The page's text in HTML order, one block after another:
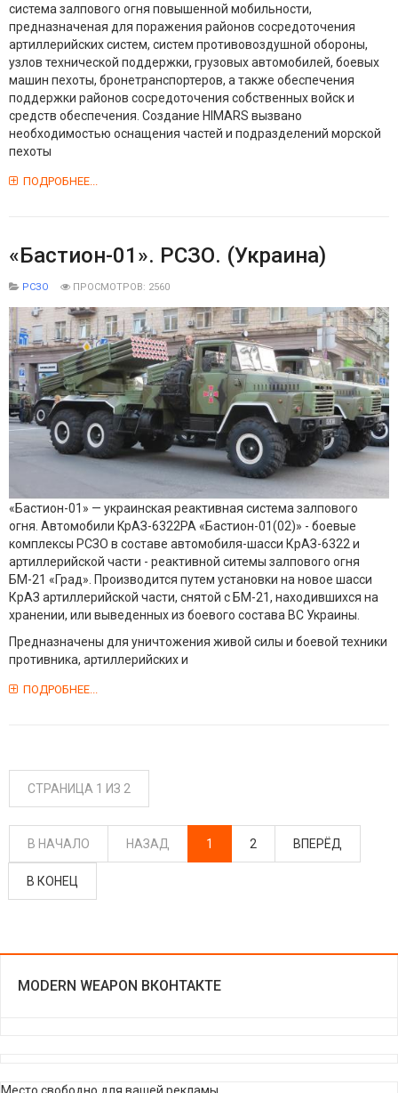
система залпового огня повышенной мобильности,
предназначеная для поражения районов сосредоточения
артиллерийских систем, систем противовоздушной обороны,
узлов технической поддержки, грузовых автомобилей, боевых
машин пехоты, бронетранспортеров, а также обеспечения
поддержки районов сосредоточения собственных войск и
средств обеспечения. Создание HIMARS вызвано
необходимостью оснащения частей и подразделений морской
пехоты
ПОДРОБНЕЕ...
«Бастион-01». РСЗО. (Украина)
РСЗО ПРОСМОТРОВ: 2560
«Бастион-01» — украинская реактивная система залпового
огня. Автомобили KрАЗ-6322РА «Бастион-01(02)» - боевые
комплексы РСЗО в составе автомобиля-шасси КрАЗ-6322 и
артиллерийской части - реактивной ситемы залпового огня
БМ-21 «Град». Производится путем установки на новое шасси
КрАЗ артиллерийской части, снятой с БМ-21, находившихся на
хранении, или выведенных из боевого состава ВС Украины.
Предназначены для уничтожения живой силы и боевой техники
противника, артиллерийских и
ПОДРОБНЕЕ...
СТРАНИЦА 1 ИЗ 2
В НАЧАЛО НАЗАД 1 2 ВПЕРЁД
В КОНЕЦ
MODERN WEAPON ВКОНТАКТЕ